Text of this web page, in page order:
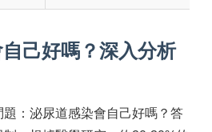
己好嗎？深入分析
：泌尿道感染會自己好嗎？答